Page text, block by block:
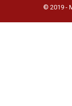
© 2019 -